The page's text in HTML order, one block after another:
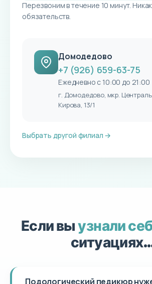
Перезвоним в течение 10 минут.
обязательств.
Домодедово
+7 (926) 659-63-75
Ежедневно с 10:00 до 21:00
г. Домодедово, мкр.
Кирова, 13/1
Выбрать другой филиал →
Если выузнали
Подологический педикюр